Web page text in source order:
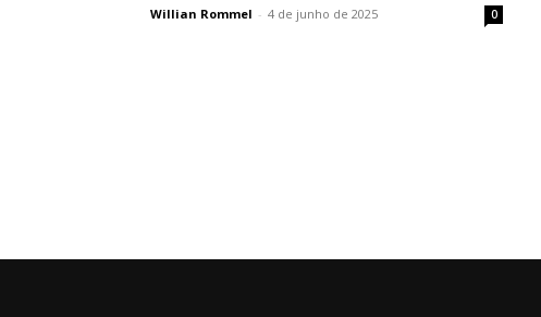
Willian Rommel - 4 de junho de 2025 0